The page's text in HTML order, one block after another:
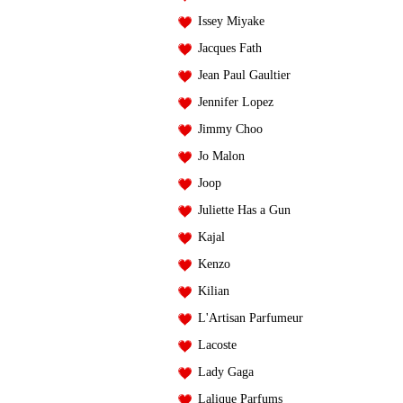
Issey Miyake
Jacques Fath
Jean Paul Gaultier
Jennifer Lopez
Jimmy Choo
Jo Malon
Joop
Juliette Has a Gun
Kajal
Kenzo
Kilian
L'Artisan Parfumeur
Lacoste
Lady Gaga
Lalique Parfums